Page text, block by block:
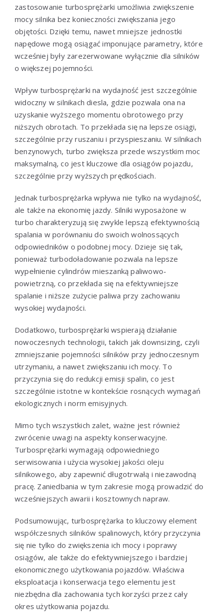
zastosowanie turbosprężarki umożliwia zwiększenie
mocy silnika bez konieczności zwiększania jego
objętości. Dzięki temu, nawet mniejsze jednostki
napędowe mogą osiągać imponujące parametry, które
wcześniej były zarezerwowane wyłącznie dla silników
o większej pojemności.
Wpływ turbosprężarki na wydajność jest szczególnie
widoczny w silnikach diesla, gdzie pozwala ona na
uzyskanie wyższego momentu obrotowego przy
niższych obrotach. To przekłada się na lepsze osiągi,
szczególnie przy ruszaniu i przyspieszaniu. W silnikach
benzynowych, turbo zwiększa przede wszystkim moc
maksymalną, co jest kluczowe dla osiągów pojazdu,
szczególnie przy wyższych prędkościach.
Jednak turbosprężarka wpływa nie tylko na wydajność,
ale także na ekonomię jazdy. Silniki wyposażone w
turbo charakteryzują się zwykle lepszą efektywnością
spalania w porównaniu do swoich wolnossących
odpowiedników o podobnej mocy. Dzieje się tak,
ponieważ turbodoładowanie pozwala na lepsze
wypełnienie cylindrów mieszanką paliwowo-
powietrzną, co przekłada się na efektywniejsze
spalanie i niższe zużycie paliwa przy zachowaniu
wysokiej wydajności.
Dodatkowo, turbosprężarki wspierają działanie
nowoczesnych technologii, takich jak downsizing, czyli
zmniejszanie pojemności silników przy jednoczesnym
utrzymaniu, a nawet zwiększaniu ich mocy. To
przyczynia się do redukcji emisji spalin, co jest
szczególnie istotne w kontekście rosnących wymagań
ekologicznych i norm emisyjnych.
Mimo tych wszystkich zalet, ważne jest również
zwrócenie uwagi na aspekty konserwacyjne.
Turbosprężarki wymagają odpowiedniego
serwisowania i użycia wysokiej jakości oleju
silnikowego, aby zapewnić długotrwałą i niezawodną
pracę. Zaniedbania w tym zakresie mogą prowadzić do
wcześniejszych awarii i kosztownych napraw.
Podsumowując, turbosprężarka to kluczowy element
współczesnych silników spalinowych, który przyczynia
się nie tylko do zwiększenia ich mocy i poprawy
osiągów, ale także do efektywniejszego i bardziej
ekonomicznego użytkowania pojazdów. Właściwa
eksploatacja i konserwacja tego elementu jest
niezbędna dla zachowania tych korzyści przez cały
okres użytkowania pojazdu.